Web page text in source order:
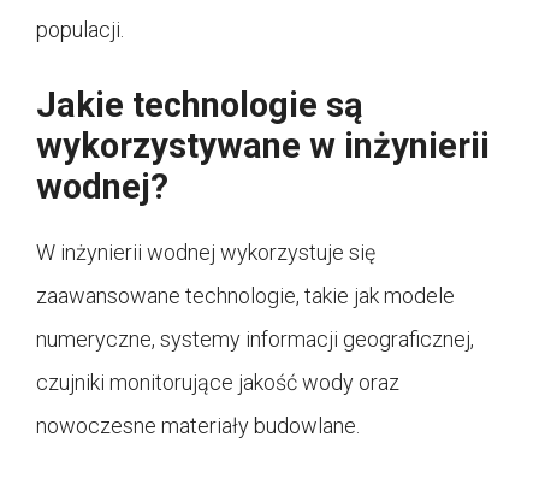
populacji.
Jakie technologie są
wykorzystywane w inżynierii
wodnej?
W inżynierii wodnej wykorzystuje się
zaawansowane technologie, takie jak modele
numeryczne, systemy informacji geograficznej,
czujniki monitorujące jakość wody oraz
nowoczesne materiały budowlane.